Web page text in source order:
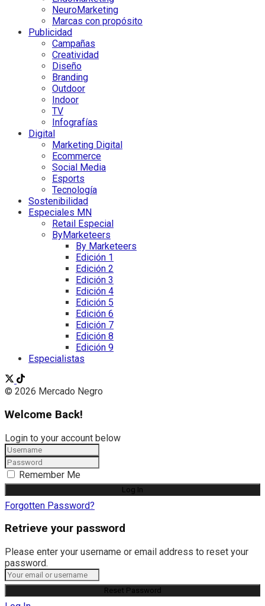
NeuroMarketing
Marcas con propósito
Publicidad
Campañas
Creatividad
Diseño
Branding
Outdoor
Indoor
TV
Infografías
Digital
Marketing Digital
Ecommerce
Social Media
Esports
Tecnología
Sostenibilidad
Especiales MN
Retail Especial
ByMarketeers
By Marketeers
Edición 1
Edición 2
Edición 3
Edición 4
Edición 5
Edición 6
Edición 7
Edición 8
Edición 9
Especialistas
© 2026 Mercado Negro
Welcome Back!
Login to your account below
Remember Me
Forgotten Password?
Retrieve your password
Please enter your username or email address to reset your
password.